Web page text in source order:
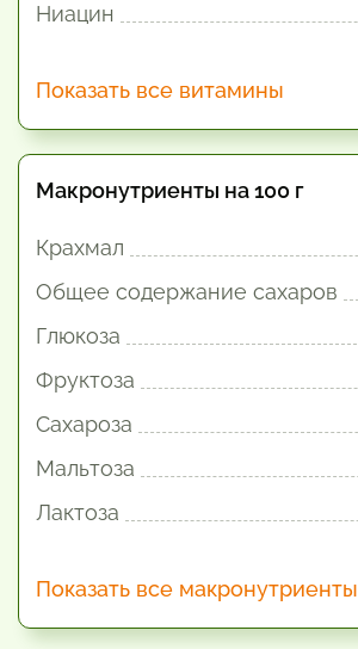
Ниацин
Показать все витамины
Макронутриенты на 100 г
Крахмал
Общее содержание сахаров
Глюкоза
Фруктоза
Сахароза
Мальтоза
Лактоза
Показать все макронутриенты